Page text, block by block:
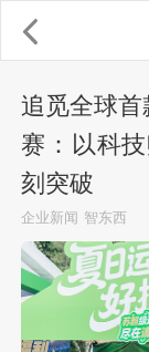
追觅全球
赛：以科
刻突破
企业新闻 智东西